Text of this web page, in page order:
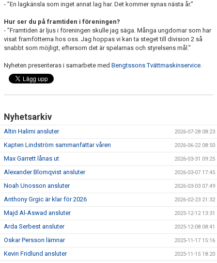
- ”En lagkänsla som inget annat lag har. Det kommer synas nästa år.”
Hur ser du på framtiden i föreningen?
- ”Framtiden är ljus i föreningen skulle jag säga. Många ungdomar som har
visat framfötterna hos oss. Jag hoppas vi kan ta steget till division 2 så
snabbt som möjligt, eftersom det är spelarnas och styrelsens mål.”
Nyheten presenteras i samarbete med Bengtssons Tvättmaskinservice.
Nyhetsarkiv
Altin Halimi ansluter 2026-07-28 08:23
Kapten Lindström sammanfattar våren 2026-06-22 08:50
Max Garrett lånas ut 2026-03-31 09:25
Alexander Blomqvist ansluter 2026-03-07 17:45
Noah Unosson ansluter 2026-03-03 07:49
Anthony Grgic är klar för 2026 2026-02-23 21:32
Majd Al-Aswad ansluter 2025-12-12 13:31
Arda Serbest ansluter 2025-12-08 08:41
Oskar Persson lämnar 2025-11-17 15:16
Kevin Fridlund ansluter 2025-11-15 18:20